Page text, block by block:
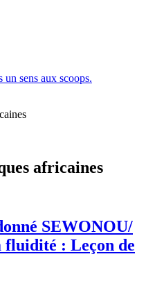
africaines
SEWONOU/
fluidité : Leçon de